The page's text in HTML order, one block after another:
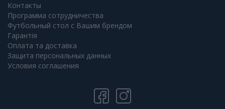
Контакты
Программа сотрудничества
Футбольный стол с Вашим брендом
Гарантія
Оплата та доставка
Защита персональных данных
Условия соглашения